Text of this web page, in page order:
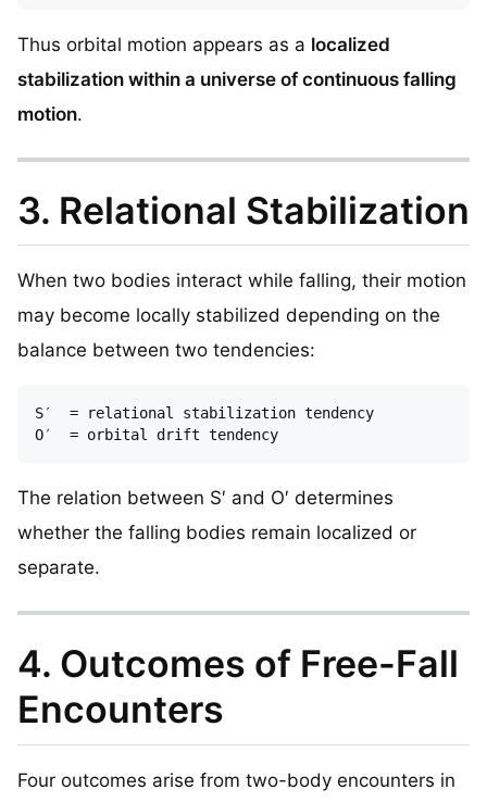
Thus orbital motion appears as a localized
stabilization within a universe of continuous falling
motion.
3. Relational Stabilization
When two bodies interact while falling, their motion
may become locally stabilized depending on the
balance between two tendencies:
S′  = relational stabilization tendency
The relation between S′ and O′ determines
whether the falling bodies remain localized or
separate.
4. Outcomes of Free-Fall
Encounters
Four outcomes arise from two-body encounters in